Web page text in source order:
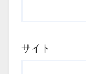
サイト